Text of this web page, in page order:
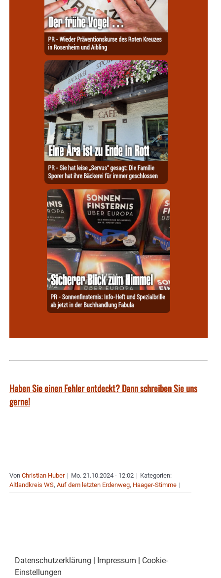
Haben Sie einen Fehler entdeckt? Dann schreiben Sie uns
gerne!
Von Christian Huber | Mo. 21.10.2024 - 12:02 | Kategorien:
Altlandkreis WS, Auf dem letzten Erdenweg, Haager-Stimme |
Datenschutzerklärung | Impressum | Cookie-
Einstellungen